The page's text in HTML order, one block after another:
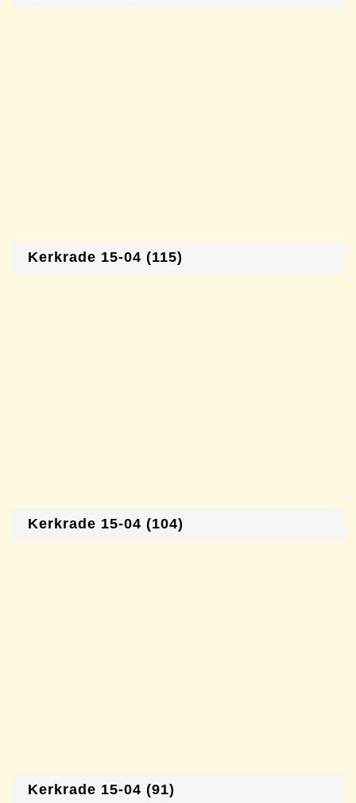
Kerkrade 15-04 (115)
Kerkrade 15-04 (104)
Kerkrade 15-04 (91)